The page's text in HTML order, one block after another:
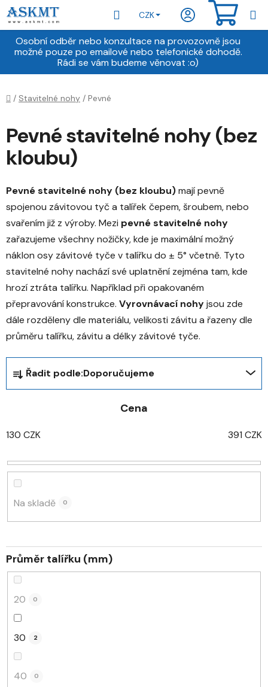
Přejít
na
obsah
Osobní odběr nebo konzultace na provozovně jsou
možné pouze po emailové nebo telefonické dohodě.
Rádi se vám budeme věnovat :o)
Hledat
CZK
Domů
/ Stavitelné nohy / Pevné
Pevné stavitelné nohy (bez
kloubu)
Pevné stavitelné nohy (bez kloubu)mají pevně
spojenou závitovou tyč a talířek čepem, šroubem, nebo
svařením již z výroby. Mezi pevné stavitelné nohy
zařazujeme všechny nožičky, kde je maximální možný
náklon osy závitové tyče v talířku do ± 5° včetně. Tyto
stavitelné nohy nachází své uplatnění zejména tam, kde
hrozí ztráta talířku. Například při opakovaném
přepravování konstrukce. Vyrovnávací nohyjsou zde
dále rozděleny dle materiálu, velikosti závitu a řazeny dle
průměru talířku, závitu a délky závitové tyče.
Ř
a
z
í
p
r
d
u
t
ů
Řadit podle:Doporučujeme
Cena
130 CZK 391 CZK
Na skladě 0
Průměr talířku (mm)
20 0
30 2
40 0